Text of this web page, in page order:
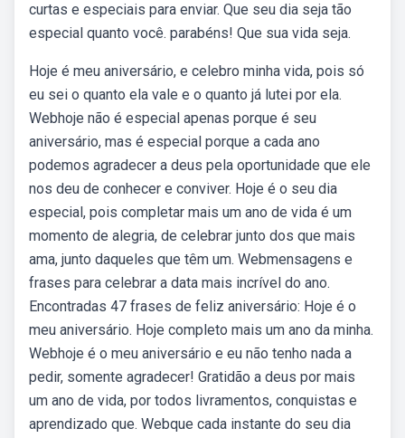
curtas e especiais para enviar. Que seu dia seja tão
especial quanto você. parabéns! Que sua vida seja.
Hoje é meu aniversário, e celebro minha vida, pois só
eu sei o quanto ela vale e o quanto já lutei por ela.
Webhoje não é especial apenas porque é seu
aniversário, mas é especial porque a cada ano
podemos agradecer a deus pela oportunidade que ele
nos deu de conhecer e conviver. Hoje é o seu dia
especial, pois completar mais um ano de vida é um
momento de alegria, de celebrar junto dos que mais
ama, junto daqueles que têm um. Webmensagens e
frases para celebrar a data mais incrível do ano.
Encontradas 47 frases de feliz aniversário: Hoje é o
meu aniversário. Hoje completo mais um ano da minha.
Webhoje é o meu aniversário e eu não tenho nada a
pedir, somente agradecer! Gratidão a deus por mais
um ano de vida, por todos livramentos, conquistas e
aprendizado que. Webque cada instante do seu dia